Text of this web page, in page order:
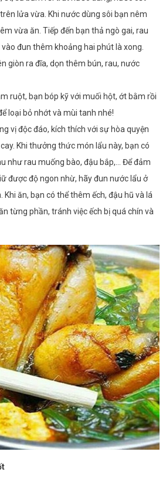
lửa vừa. Khi nước dùng sôi bạn nêm
vừa ăn. Tiếp đến bạn thả ngò gai, rau
đun thêm khoảng hai phút là xong.
giòn ra đĩa, dọn thêm bún, rau, nước
ruột, bạn bóp kỹ với muối hột, ớt bằm rồi
loại bỏ nhớt và mùi tanh nhé!
vị độc đáo, kích thích với sự hòa quyện
Khi thưởng thức món lẩu này, bạn có
như rau muống bào, đậu bắp,... Để đảm
được độ ngon nhừ, hãy đun nước lẩu ở
Khi ăn, bạn có thể thêm ếch, đậu hũ và lá
từng phần, tránh việc ếch bị quá chín và